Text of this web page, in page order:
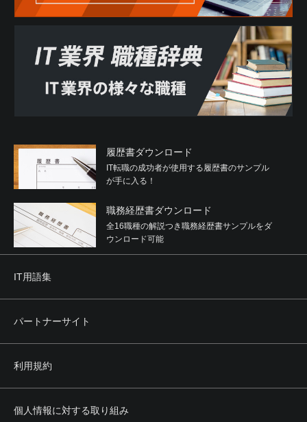
(3) 自己もしくは第三者の不正の利益を図る目的または第三
者に損害を加える目的をもってするなど、不当に反社会的
勢力を利用していると認められる関係を有すること
(4) 反社会的勢力に対して資金等を提供し、または便宜を供
与するなどの関与をしていると認められる関係を有するこ
(5) 役員または経営に実質的に関与している者が反社会的勢
力と社会的に非難されるべき関係を有すること
該当する行為を行わないことを確約するものとします。
(1) 暴力的な要求行為
(2) 法的な責任を超えた不当な要求行為
(3) 取引に関して、脅迫的な言動をし、または暴力を用いる
(4) 風説を流布し、偽計を用いまたは威力を用いて当社、他
の利用者、その他第三者の信用を毀損し、または当社、他
の利用者、その他第三者の業務を妨害する行為
(5) その他前各号に準ずる行為
第4条 禁止事項
利用者は、本サービスの利用にあたり、次のいずれの行為
せん。
(3) 法令もしくは公序良俗に反し、またはそのおそれのある
シー権、肖像権その他の権利を侵害する行為
履歴書ダウンロード
IT転職の成功者が使用する履歴書のサンプル
が手に入る！
職務経歴書ダウンロード
全16職種の解説つき職務経歴書サンプルをダ
ウンロード可能
IT用語集
パートナーサイト
利用規約
個人情報に対する取り組み